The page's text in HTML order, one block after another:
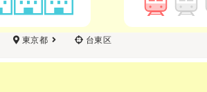
東京都 台東区